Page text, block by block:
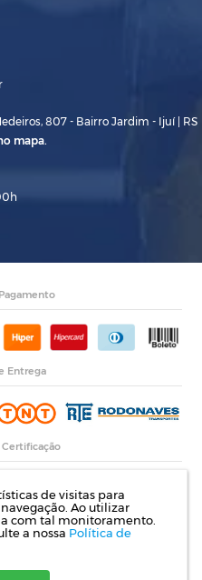
de visitas para
Ao utilizar
com tal monitoramento.
a nossa Política de
807 - Bairro Jardim - Ijuí | RS
mapa.
Entrega
Ltda | CNPJ: 00.774.194/0001-82 |